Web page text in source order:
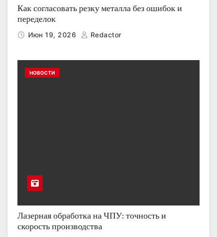
Как согласовать резку металла без ошибок и
переделок
Июн 19, 2026 Redactor
НОВОСТИ
Лазерная обработка на ЧПУ: точность и
скорость производства